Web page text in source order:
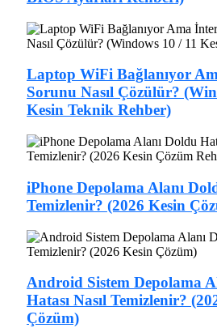
Laptop WiFi Bağlanıyor
Sorunu Nasıl Çözülür?
Kesin Teknik Rehber)
iPhone Depolama Alanı
Temizlenir? (2026 Kesin
Android Sistem Depolama
Hatası Nasıl Temizlenir?
Çözüm)